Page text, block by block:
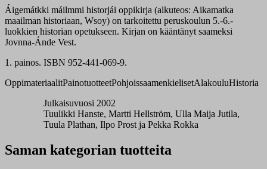
Áigemátkki máilmmi historjái oppikirja (alkuteos: Aikamatka
maailman historiaan, Wsoy) on tarkoitettu peruskoulun 5.-6.-
luokkien historian opetukseen. Kirjan on kääntänyt saameksi
Jovnna-Ánde Vest.
1. painos. ISBN 952-441-069-9.
OppimateriaalitPainotuotteetPohjoissaamenkielisetAlakouluHistoria
Julkaisuvuosi 2002
Tuulikki Hanste, Martti Hellström, Ulla Maija Jutila,
Tuula Plathan, Ilpo Prost ja Pekka Rokka
Saman kategorian tuotteita